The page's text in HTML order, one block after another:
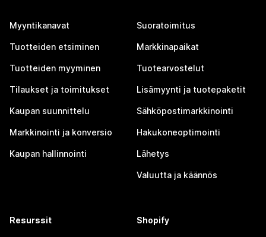
Myyntikanavat
Tuotteiden etsiminen
Tuotteiden myyminen
Tilaukset ja toimitukset
Kaupan suunnittelu
Markkinointi ja konversio
Kaupan hallinnointi
Suoratoimitus
Markkinapaikat
Tuotearvostelut
Lisämyynti ja tuotepaketit
Sähköpostimarkkinointi
Hakukoneoptimointi
Lähetys
Valuutta ja käännös
Resurssit Shopify